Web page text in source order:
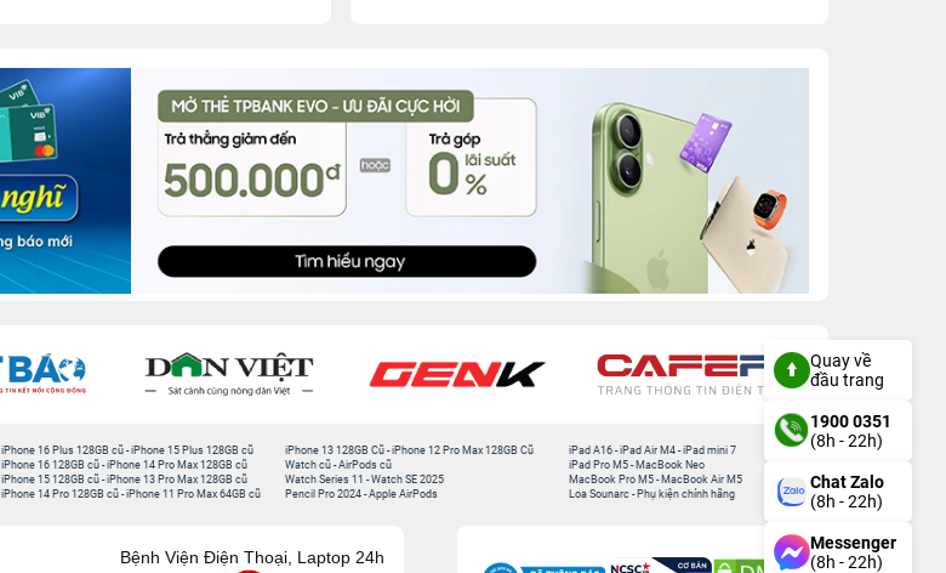
iPhone 16 Plus 128GB cũ -iPhone 15 Plus 128GB cũ
iPhone 16 128GB cũ -iPhone 14 Pro Max 128GB cũ
iPhone 15 128GB cũ -iPhone 13 Pro Max 128GB cũ
iPhone 14 Pro 128GB cũ -iPhone 11 Pro Max 64GB cũ
iPhone 13 128GB Cũ -iPhone 12 Pro Max 128GB Cũ
Watch cũ -AirPods cũ
Watch Series 11 -Watch SE 2025
Pencil Pro 2024 -Apple AirPods
iPad A16 -iPad Air M4 -iPad mini 7
iPad Pro M5 - MacBook Neo
MacBook Pro M5 - MacBook Air M5
Loa Sounarc - Phụ kiện chính hãng
Bệnh Viện Điện Thoại, Laptop 24h
Quay về
đầu trang
1900 0351
(8h - 22h)
Chat Zalo
(8h - 22h)
Messenger
(8h - 22h)